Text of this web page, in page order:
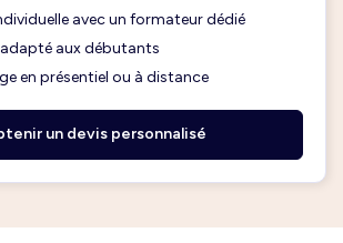
avec un formateur dédié
aux débutants
en présentiel ou à distance
un devis personnalisé